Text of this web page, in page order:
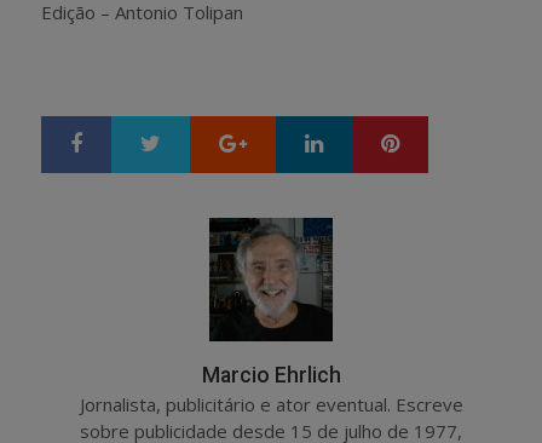
Edição – Antonio Tolipan
Google+ LinkedIn
Marcio Ehrlich
Jornalista, publicitário e ator eventual. Escreve
sobre publicidade desde 15 de julho de 1977,